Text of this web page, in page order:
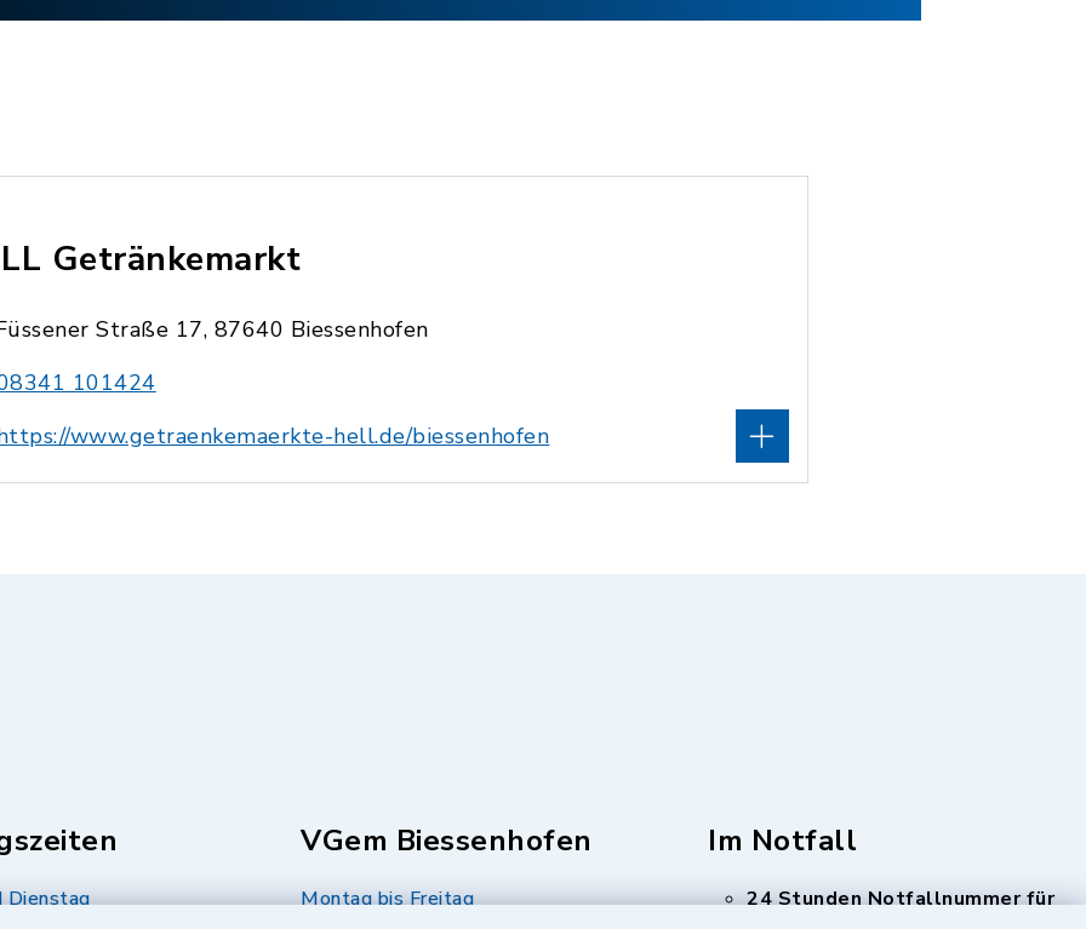
Getränkemarkt
Straße 17, 87640 Biessenhofen
101424
www.getraenkemaerkte-hell.de/biessenhofen
Dienstag
VGem Biessenhofen
Montag bis Freitag
Im Notfall
24 Stunden Notfallnummer für